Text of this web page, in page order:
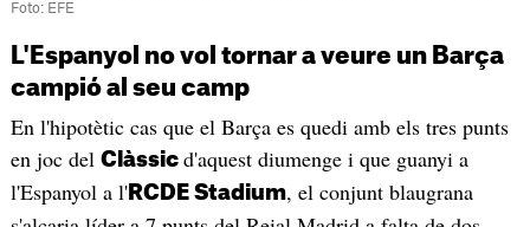
Foto: EFE
L'Espanyol no vol tornar a veure un Barça
campió al seu camp
En l'hipotètic cas que el Barça es quedi amb els tres punts
en joc del Clàssic d'aquest diumenge i que guanyi a
l'Espanyol a l'RCDE Stadium, el conjunt blaugrana